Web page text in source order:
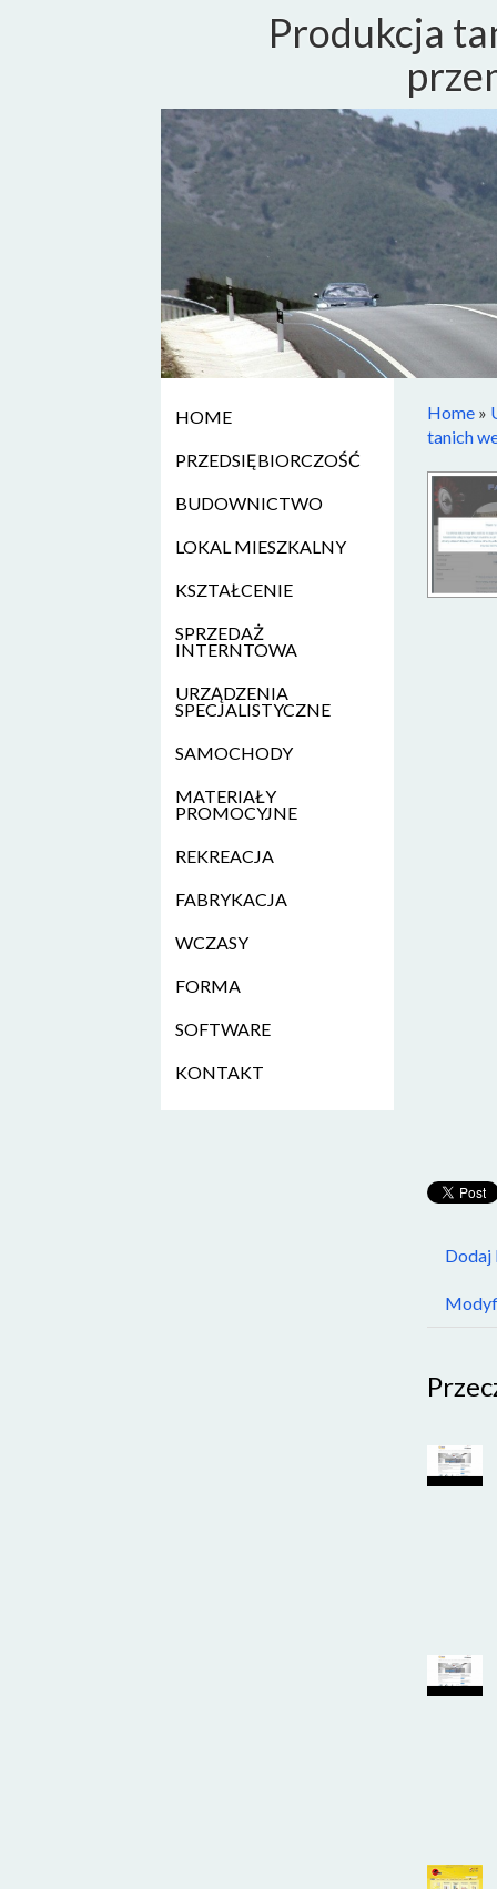
Produkcja
HOME
PRZEDSIĘBIORCZOŚĆ
BUDOWNICTWO
LOKAL MIESZKALNY
KSZTAŁCENIE
SPRZEDAŻ
INTERNTOWA
URZĄDZENIA
SPECJALISTYCZNE
SAMOCHODY
MATERIAŁY
PROMOCYJNE
REKREACJA
FABRYKACJA
WCZASY
FORMA
SOFTWARE
KONTAKT
Home »
tanich
Dodaj